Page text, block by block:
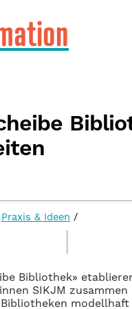
Praxis & Ideen /
Bibliothek»
SIKJM